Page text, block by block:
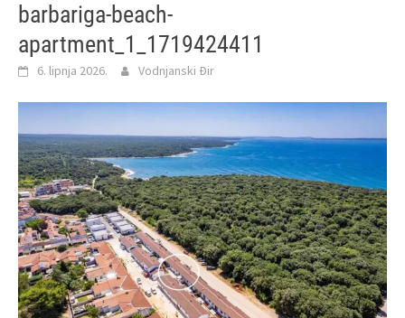
barbariga-beach-
apartment_1_1719424411
6. lipnja 2026. Vodnjanski Đir